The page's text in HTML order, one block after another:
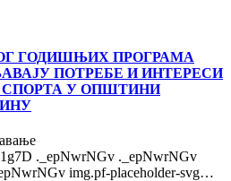
ГОДИШЊИХ ПРОГРАМА
ПОТРЕБЕ И ИНТЕРЕСИ
СПОРТА У ОПШТИНИ
._epNwrNGv ._epNwrNGv
img.pf-placeholder-svg…